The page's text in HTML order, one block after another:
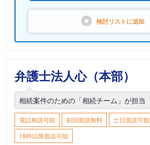
検討リストに追加
弁護士法人心（本部）
相続案件のための「相続チーム」が担当
電話相談可能 初回面談無料
土日面談可能
18時以降面談可能